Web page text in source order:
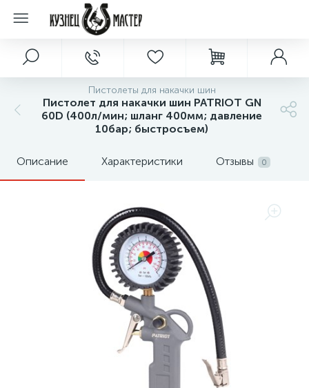
Пистолеты для накачки шин
Пистолет для накачки шин PATRIOT GN
60D (400л/мин; шланг 400мм; давление
10бар; быстросъем)
Описание Характеристики Отзывы 0